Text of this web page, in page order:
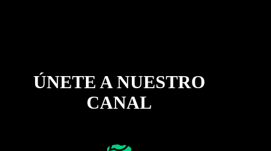
ÚNETE A NUESTRO
CANAL